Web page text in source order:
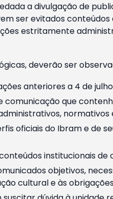
a divulgação de
ser evitados
estritamente
deverão ser
anteriores a 4 de
que
normativos
oficiais do Ibram e de
institucionais
objetivos,
cultural e às